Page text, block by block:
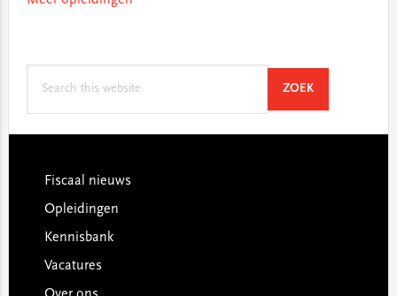
ZOEKSEARCH
Footer
Fiscaal nieuws
Opleidingen
Kennisbank
Vacatures